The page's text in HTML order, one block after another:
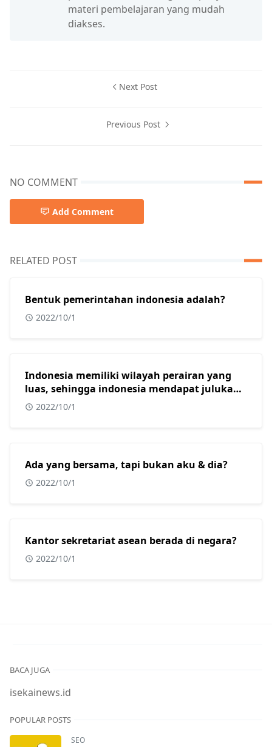
materi pembelajaran yang mudah
diakses.
Next Post
Previous Post
NO COMMENT
Add Comment
RELATED POST
Bentuk pemerintahan indonesia adalah?
2022/10/1
Indonesia memiliki wilayah perairan yang
luas, sehingga indonesia mendapat julukan
sebagai?
2022/10/1
Ada yang bersama, tapi bukan aku & dia?
2022/10/1
Kantor sekretariat asean berada di negara?
2022/10/1
BACA JUGA
isekainews.id
POPULAR POSTS
SEO